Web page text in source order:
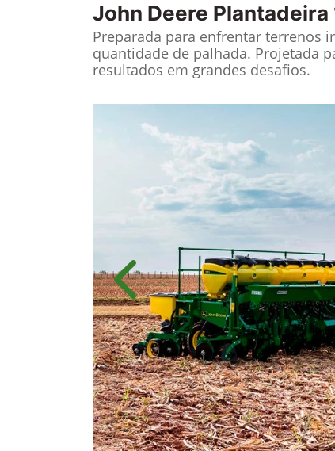
John Deere Plantadeira
Preparada para enfrentar terrenos
quantidade de palhada. Projetada
resultados em grandes desafios.
Anterior